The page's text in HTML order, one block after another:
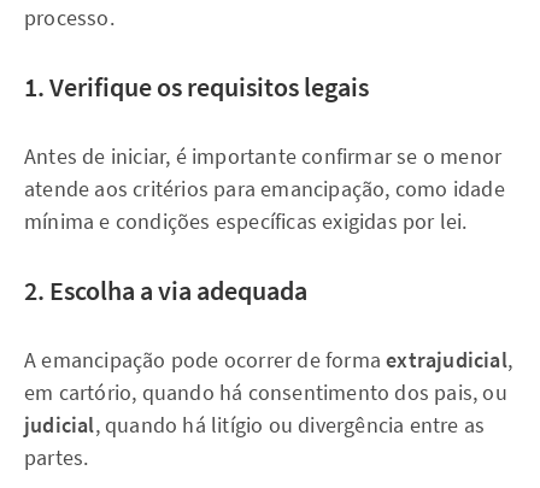
processo.
1. Verifique os requisitos legais
Antes de iniciar, é importante confirmar se o menor
atende aos critérios para emancipação, como idade
mínima e condições específicas exigidas por lei.
2. Escolha a via adequada
A emancipação pode ocorrer de formaextrajudicial,
em cartório, quando há consentimento dos pais, ou
judicial, quando há litígio ou divergência entre as
partes.